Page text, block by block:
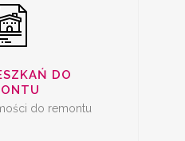
DO
do remontu